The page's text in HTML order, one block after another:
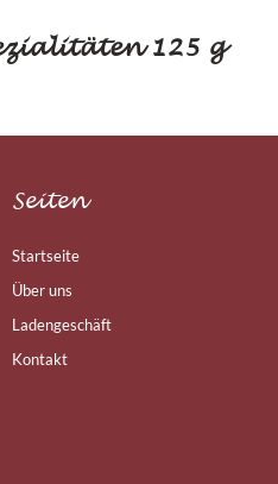
125 g
Seiten
Startseite
Über uns
Ladengeschäft
Kontakt